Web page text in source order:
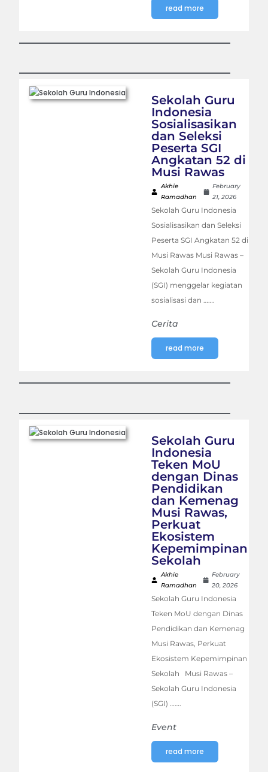
read more
Sekolah Guru
Indonesia
Sosialisasikan
dan Seleksi
Peserta SGI
Angkatan 52 di
Musi Rawas
Akhie
Ramadhan
February
21, 2026
Sekolah Guru Indonesia
Sosialisasikan dan Seleksi
Peserta SGI Angkatan 52 di
Musi Rawas Musi Rawas –
Sekolah Guru Indonesia
(SGI) menggelar kegiatan
sosialisasi dan …….
Cerita
read more
Sekolah Guru
Indonesia
Teken MoU
dengan Dinas
Pendidikan
dan Kemenag
Musi Rawas,
Perkuat
Ekosistem
Kepemimpinan
Sekolah
Akhie
Ramadhan
February
20, 2026
Sekolah Guru Indonesia
Teken MoU dengan Dinas
Pendidikan dan Kemenag
Musi Rawas, Perkuat
Ekosistem Kepemimpinan
Sekolah Musi Rawas –
Sekolah Guru Indonesia
(SGI) …….
Event
read more